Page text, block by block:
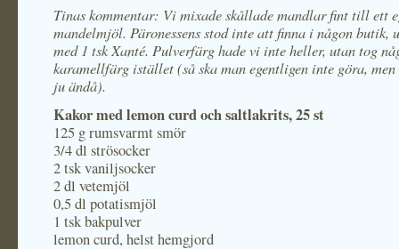
Tinas kommentar: Vi mixade skållade mandlar fint till ett
mandelmjöl. Päronessens stod inte att finna i någon butik,
med 1 tsk Xanté. Pulverfärg hade vi inte heller, utan tog
karamellfärg istället (så ska man egentligen inte göra, men
ju ändå).
Kakor med lemon curd och saltlakrits, 25 st
125 g rumsvarmt smör
3/4 dl strösocker
2 tsk vaniljsocker
2 dl vetemjöl
0,5 dl potatismjöl
1 tsk bakpulver
lemon curd, helst hemgjord